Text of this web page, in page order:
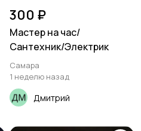
300 ₽
Мастер на час/
Сантехник/Электрик
Самара
1 неделю назад
Дмитрий